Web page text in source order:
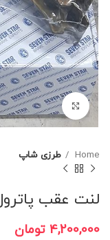
برای بزرگنمایی
Home طرزی شاپ
لنت عقب پاترول۴چینی سون
4,200,000 تومان